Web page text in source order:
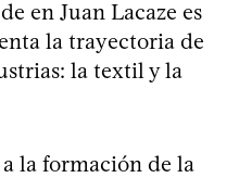
en Juan Lacaze es
la trayectoria de
la textil y la
la formación de la